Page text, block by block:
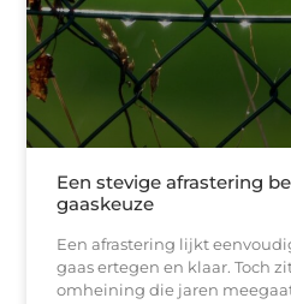
Een stevige afrastering
gaaskeuze
Een afrastering lijkt
gaas ertegen en klaar. Toch
omheining die jaren